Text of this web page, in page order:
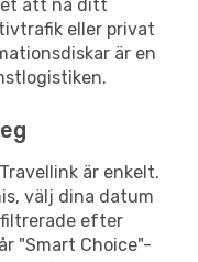
att nå ditt
eller privat
är en
är enkelt.
välj dina datum
filtrerade efter
"Smart Choice"-